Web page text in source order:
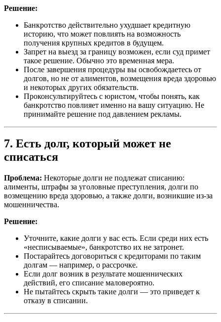
Решение:
Банкротство действительно ухудшает кредитную
историю, что может повлиять на возможность
получения крупных кредитов в будущем.
Запрет на выезд за границу возможен, если суд примет
такое решение. Обычно это временная мера.
После завершения процедуры вы освобождаетесь от
долгов, но не от алиментов, возмещения вреда здоровью
и некоторых других обязательств.
Проконсультируйтесь с юристом, чтобы понять, как
банкротство повлияет именно на вашу ситуацию. Не
принимайте решение под давлением рекламы.
7. Есть долг, который может не
списаться
Проблема: Некоторые долги не подлежат списанию:
алименты, штрафы за уголовные преступления, долги по
возмещению вреда здоровью, а также долги, возникшие из-за
мошенничества.
Решение:
Уточните, какие долги у вас есть. Если среди них есть
«несписываемые», банкротство их не затронет.
Постарайтесь договориться с кредиторами по таким
долгам — например, о рассрочке.
Если долг возник в результате мошеннических
действий, его списание маловероятно.
Не пытайтесь скрыть такие долги — это приведет к
отказу в списании.